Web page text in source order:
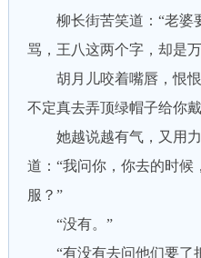
柳长街苦笑道：“老婆
骂，王八这两个字，却是
胡月儿咬着嘴唇，恨恨
不定真去弄顶绿帽子给你
她越说越有气，又用力
道：“我问你，你去的时候
服？”
“没有。”
“有没有去问他们要了